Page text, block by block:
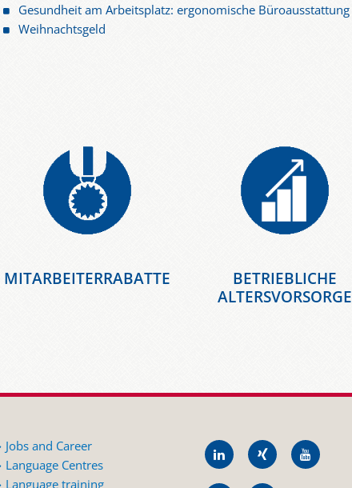
Gesundheit am Arbeitsplatz: ergonomische Büroausstattung
Weihnachtsgeld
MITARBEITERRABATTE
BETRIEBLICHE
ALTERSVORSORGE
Jobs and Career
Language Centres
Language training